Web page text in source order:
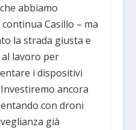
abbiamo
Casillo – ma
la strada giusta e
lavoro per
i dispositivi
ancora
con droni
già